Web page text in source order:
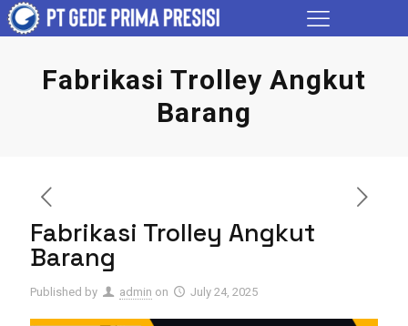
Fabrikasi Trolley Angkut
Barang
Fabrikasi Trolley Angkut
Barang
Published by admin on July 24, 2025